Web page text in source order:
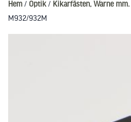
Hem / Optik/ Kikarfästen, Warne mm.
M932/932M